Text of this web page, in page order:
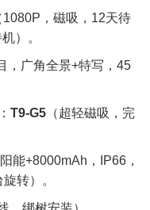
1080P，磁吸，12天待
）。
，广角全景+特写，45
： T9-G5 （超轻磁吸，完
阳能+8000mAh，IP66，
转）。